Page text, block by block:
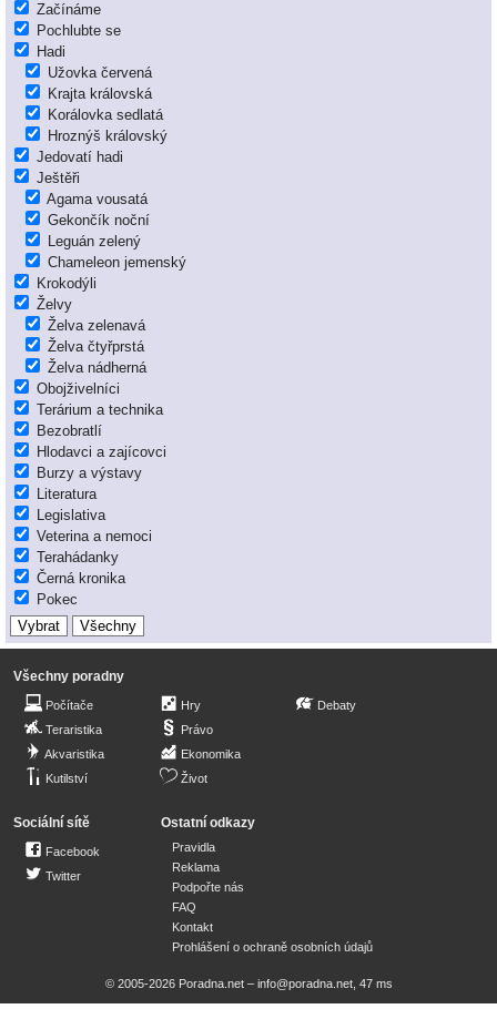
Začínáme
Pochlubte se
Hadi
Užovka červená
Krajta královská
Korálovka sedlatá
Hroznýš královský
Jedovatí hadi
Ještěři
Agama vousatá
Gekončík noční
Leguán zelený
Chameleon jemenský
Krokodýli
Želvy
Želva zelenavá
Želva čtyřprstá
Želva nádherná
Obojživelníci
Terárium a technika
Bezobratlí
Hlodavci a zajícovci
Burzy a výstavy
Literatura
Legislativa
Veterina a nemoci
Terahádanky
Černá kronika
Pokec
Všechny poradny
Počítače
Teraristika
Akvaristika
Kutilství
Hry
Právo
Ekonomika
Život
Debaty
Sociální sítě
Facebook
Twitter
Ostatní odkazy
Pravidla
Reklama
Podpořte nás
FAQ
Kontakt
Prohlášení o ochraně osobních údajů
© 2005-2026 Poradna.net – info@poradna.net, 47 ms